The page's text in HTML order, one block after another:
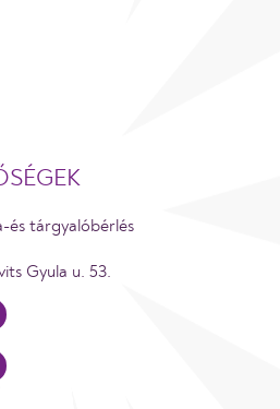
és tárgyalóbérlés
Gyula u. 53.